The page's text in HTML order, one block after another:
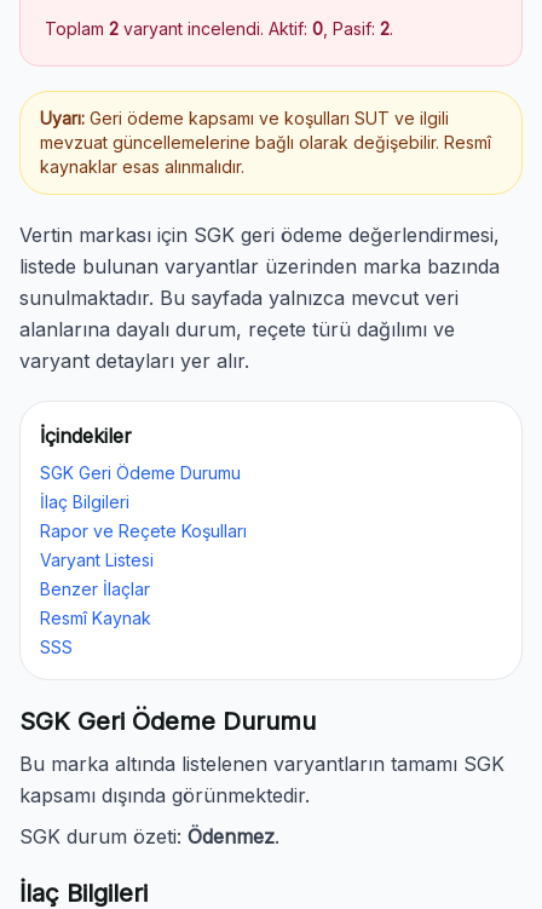
Toplam 2 varyant incelendi. Aktif: 0 , Pasif: 2.
Uyarı: Geri ödeme kapsamı ve koşulları SUT ve ilgili
mevzuat güncellemelerine bağlı olarak değişebilir. Resmî
kaynaklar esas alınmalıdır.
Vertin markası için SGK geri ödeme değerlendirmesi,
listede bulunan varyantlar üzerinden marka bazında
sunulmaktadır. Bu sayfada yalnızca mevcut veri
alanlarına dayalı durum, reçete türü dağılımı ve
varyant detayları yer alır.
İçindekiler
SGK Geri Ödeme Durumu
İlaç Bilgileri
Rapor ve Reçete Koşulları
Varyant Listesi
Benzer İlaçlar
Resmî Kaynak
SSS
SGK Geri Ödeme Durumu
Bu marka altında listelenen varyantların tamamı SGK
kapsamı dışında görünmektedir.
SGK durum özeti: Ödenmez.
İlaç Bilgileri